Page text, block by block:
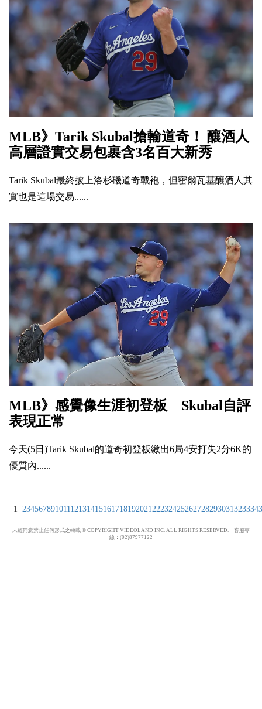
MLB》Tarik Skubal搶輸道奇！ 釀酒人
高層證實交易包裹含3名百大新秀
Tarik Skubal最終披上洛杉磯道奇戰袍，但密爾瓦基釀酒人其
實也是這場交易......
MLB》感覺像生涯初登板 Skubal自評
表現正常
今天(5日)Tarik Skubal的道奇初登板繳出6局4安打失2分6K的
優質內......
1 2345678910111213141516171819202122232425262728293031323334
未經同意禁止任何形式之轉載 © COPYRIGHT VIDEOLAND INC. ALL RIGHTS RESERVED. 客服專
線：(02)87977122